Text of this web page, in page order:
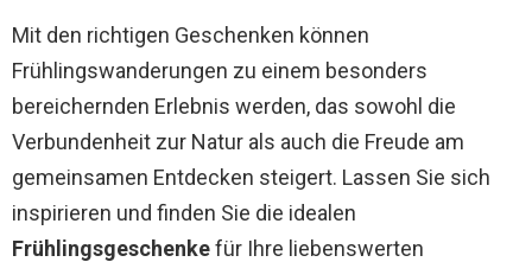
Mit den richtigen Geschenken können
Frühlingswanderungen zu einem besonders
bereichernden Erlebnis werden, das sowohl die
Verbundenheit zur Natur als auch die Freude am
gemeinsamen Entdecken steigert. Lassen Sie sich
inspirieren und finden Sie die idealen
Frühlingsgeschenkefür Ihre liebenswerten